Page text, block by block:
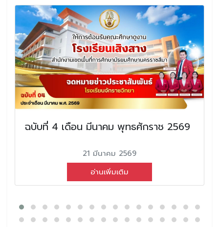
ฉบับที่ 4 เดือน มีนาคม พุทธศักราช 2569
21 มีนาคม 2569
อ่านเพิ่มเติม